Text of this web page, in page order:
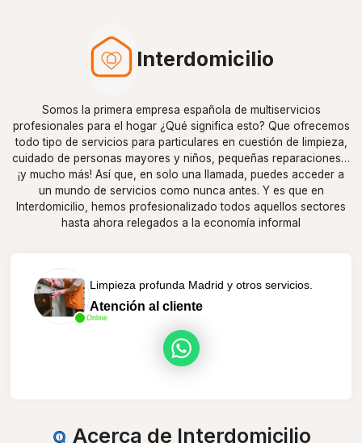
Interdomicilio
Somos la primera empresa española de multiservicios
profesionales para el hogar ¿Qué significa esto? Que ofrecemos
todo tipo de servicios para particulares en cuestión de limpieza,
cuidado de personas mayores y niños, pequeñas reparaciones…
¡y mucho más! Así que, en solo una llamada, puedes acceder a
un mundo de servicios como nunca antes. Y es que en
Interdomicilio, hemos profesionalizado todos aquellos sectores
hasta ahora relegados a la economía informal
Online
Limpieza profunda Madrid y otros servicios.
Atención al cliente
Acerca de Interdomicilio